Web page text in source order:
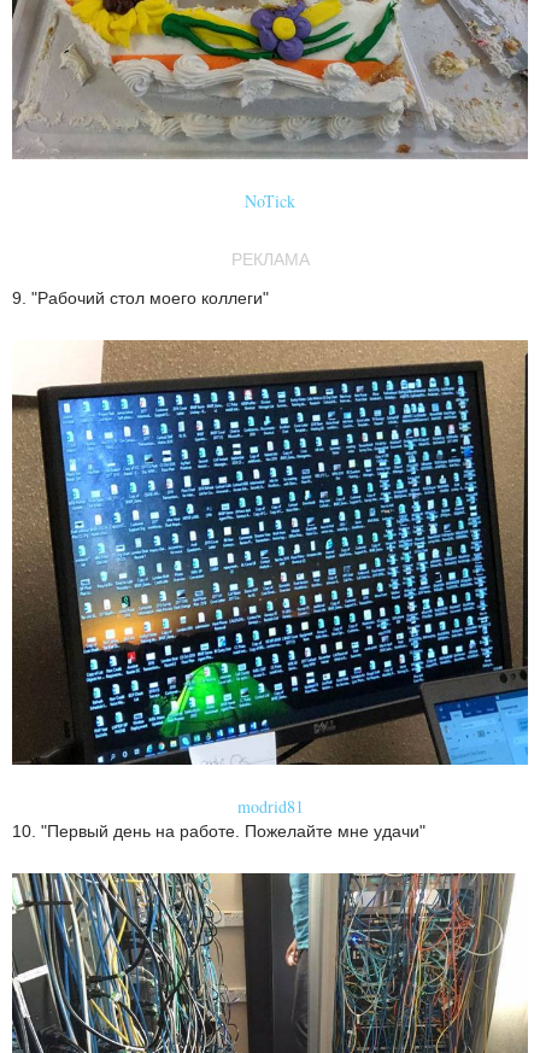
NoTick
РЕКЛАМА
9. "Рабочий стол моего коллеги"
modrid81
10. "Первый день на работе. Пожелайте мне удачи"